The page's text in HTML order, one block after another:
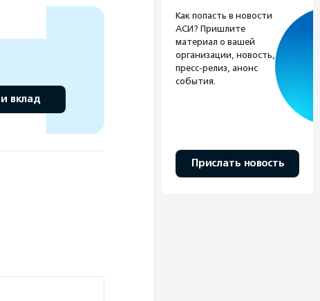
вклад
Как попасть в новости
АСИ? Пришлите
материал о вашей
организации, новость,
пресс-релиз, анонс
события.
Прислать новость